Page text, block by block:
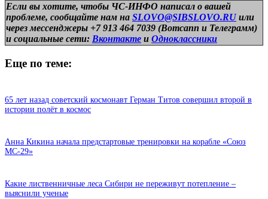
Если вы хотите, чтобы ЧС-ИНФО написал о вашей
проблеме, сообщайте нам на SLOVO@SIBSLOVO.RU или
через мессенджеры +7 913 464 7039 (Вотсапп и Телеграмм)
и социальные сети: Вконтакте и Одноклассники
Еще по теме:
65 лет назад советский космонавт Герман Титов совершил второй в
истории полёт в космос
Анна Кикина начала предстартовые тренировки на корабле «Союз
МС-29»
Какие лиственничные леса Сибири не переживут потепление –
выяснили ученые